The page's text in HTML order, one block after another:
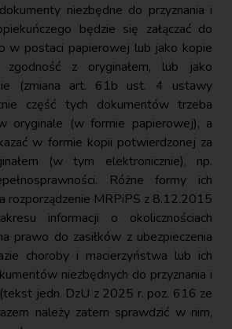
niezbędne do przyznania i
będzie się załączać do
w postaci papierowej lub jako kopie
zgodność z oryginałem, lub jako
(zmiana art. 61b ust. 4 ustawy
część tych dokumentów trzeba
oryginale (w formie papierowej), a
w formie kopii potwierdzonej za
(w tym elektronicznie), np.
Różne formy ich
rozporządzenie MRPiPS z 8.12.2015
informacji o okolicznościach
prawo do zasiłków z ubezpieczenia
choroby i macierzyństwa lub ich
niezbędnych do przyznania i
jedn. DzU z 2025 r. poz. 616 ze
należy zatem sprawdzić w nim,